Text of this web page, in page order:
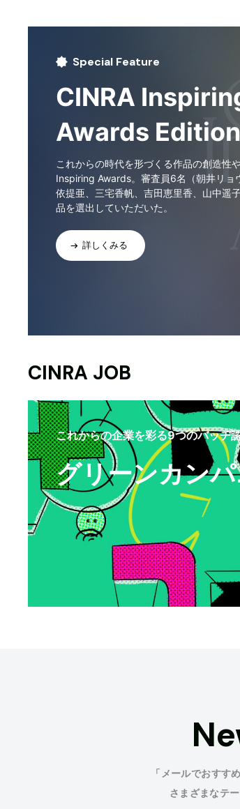
Special Feature
CINRA
Awards
これからの時代を形づくる作品の創造性
Inspiring Awards。審査員6名（朝井リョ
依提亜、三宅香帆、吉田恵里香、山中遥
品を選出していただいた。
詳しくみる
CINRA JOB
これからの企業を彩る9つのバッヂ
グリーンカン
「メールでおすす
さまざまなテ